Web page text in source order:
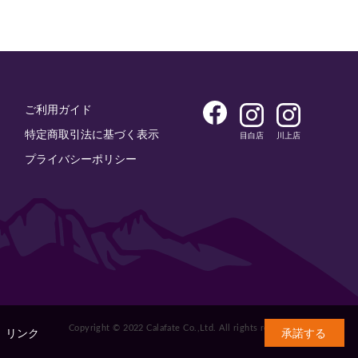
ご利用ガイド
特定商取引法に基づく表示
プライバシーポリシー
目白店 川上店
Copyright © 2022 Calafate Co.,Ltd. All rights reserved.
リンク 承諾する